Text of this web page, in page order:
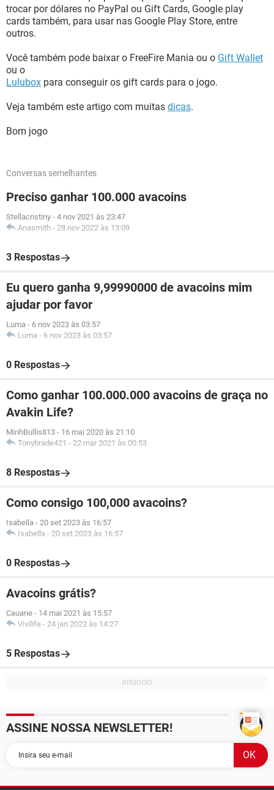
trocar por dólares no PayPal ou Gift Cards, Google play
cards também, para usar nas Google Play Store, entre
outros.
Você também pode baixar o FreeFire Mania ou o Gift Wallet
ou o
Lulubox para conseguir os gift cards para o jogo.
Veja também este artigo com muitas dicas.
Bom jogo
Conversas semelhantes
Preciso ganhar 100.000 avacoins
Stellacristiny - 4 nov 2021 às 23:47
Anasmith - 28 nov 2022 às 13:09
3 Respostas
Eu quero ganha 9,99990000 de avacoins mim
ajudar por favor
Luma - 6 nov 2023 às 03:57
Luma - 6 nov 2023 às 03:57
0 Respostas
Como ganhar 100.000.000 avacoins de graça no
Avakin Life?
MinhBullis813 - 16 mai 2020 às 21:10
Tonybrade421 - 22 mar 2021 às 00:53
8 Respostas
Como consigo 100,000 avacoins?
Isabella - 20 set 2023 às 16:57
Isabella - 20 set 2023 às 16:57
0 Respostas
Avacoins grátis?
Cauane - 14 mai 2021 às 15:57
Vivilife - 24 jan 2022 às 14:27
5 Respostas
ASSINE NOSSA NEWSLETTER!